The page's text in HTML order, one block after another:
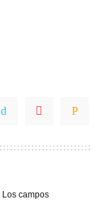
Los campos